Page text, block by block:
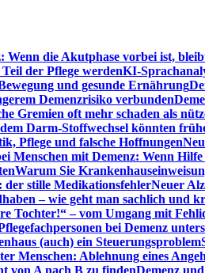
Wenn die Akutphase vorbei ist,
der Pflege werdenKI-
und gesunde Ernährung
Demenzrisiko verbunden
Gremien oft mehr schaden als
Darm-Stoffwechsel könnten
Pflege und falsche Hoffnungen
Menschen mit Demenz: Wenn
Warum Sie
der stille MedikationsfehlerNeuer
– wie geht man sachlich und
Tochter!“ – vom Umgang mit
bei Demenz
(auch) ein Steuerungsproblem
Menschen: Ablehnung eines